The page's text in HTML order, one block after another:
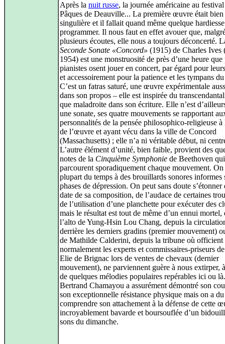
Après la nuit russe, la journée américaine au
Pâques de Deauville... La première œuvre était bien
singulière et il fallait quand même quelque
programmer. Il nous faut en effet avouer que,
plusieurs écoutes, elle nous a toujours déconcerté.
Seconde Sonate «Concord» (1915) de Charles Ives
1954) est une monstruosité de près d’une heure que
pianistes osent jouer en concert, par égard pour
et accessoirement pour la patience et les tympans
C’est un fatras saturé, une œuvre expérimentale
dans son propos – elle est inspirée du
que maladroite dans son écriture. Elle n’est
une sonate, ses quatre mouvements se rapportant
personnalités de la pensée philosophico-religieuse à
de l’œuvre et ayant vécu dans la ville de Concord
(Massachusetts) ; elle n’a ni véritable début, ni
L’autre élément d’unité, bien faible, provient des
notes de la Cinquième Symphonie de Beethoven qui
parcourent sporadiquement chaque mouvement. On
plupart du temps à des brouillards sonores informes
phases de dépression. On peut sans doute s’étonner
date de sa composition, de l’audace de certaines
de l’utilisation d’une planchette pour exécuter des
mais le résultat est tout de même d’un ennui mortel,
l’alto de Yung-Hsin Lou Chang, depuis la
derrière les derniers gradins (premier mouvement)
de Mathilde Calderini, depuis la tribune où officient
normalement les experts et commissaires-priseurs
Elie de Brignac lors de ventes de chevaux (dernier
mouvement), ne parviennent guère à nous extirper,
de quelques mélodies populaires repérables ici ou là.
Bertrand Chamayou a assurément démontré son
son exceptionnelle résistance physique mais on a
comprendre son attachement à la défense de cette
incroyablement bavarde et boursouflée d’un
sons du dimanche.